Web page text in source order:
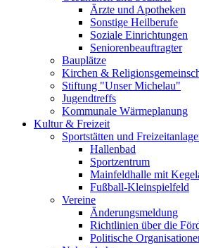
Ärzte und Apotheken
Sonstige Heilberufe
Soziale Einrichtungen
Seniorenbeauftragter
Bauplätze
Kirchen &
Stiftung "Unser Michelau"
Jugendtreffs
Kommunale Wärmeplanung
Kultur & Freizeit
Sportstätten und
Hallenbad
Sportzentrum
Mainfeldhalle mit
Fußball-Kleinspielfeld
Vereine
Änderungsmeldung
Richtlinien über die
Politische